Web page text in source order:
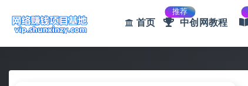
首页
推荐
中创网教程